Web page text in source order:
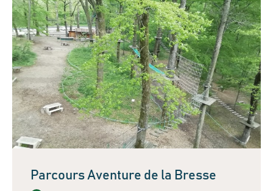
Parcours Aventure de la Bresse